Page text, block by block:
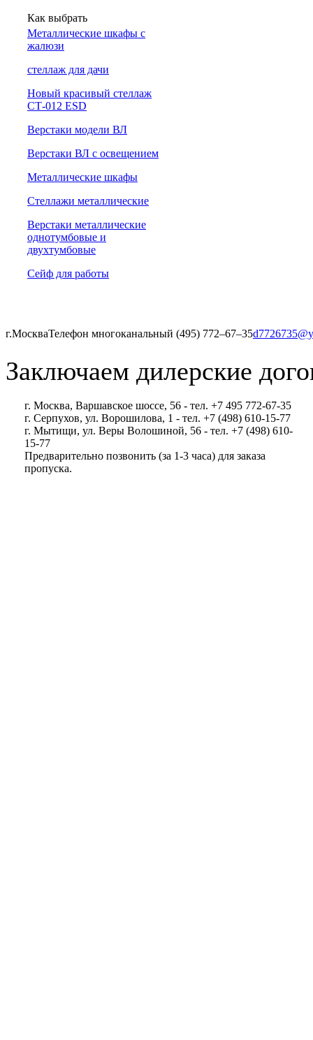
Как выбрать
Металлические шкафы с
жалюзи
cтеллаж для дачи
Новый красивый стеллаж
СТ-012 ESD
Верстаки модели ВЛ
Верстаки ВЛ с освещением
Металлические шкафы
Стеллажи металлические
Верстаки металлические
однотумбовые и
двухтумбовые
Сейф для работы
г.МоскваТелефон многоканальный (495) 772‒67‒35
Заключаем дилерские
г. Москва, Варшавское шоссе, 56 - тел. +7 495 772-67-35
г. Серпухов, ул. Ворошилова, 1 - тел. +7 (498) 610-15-77
г. Мытищи, ул. Веры Волошиной, 56 - тел. +7 (498) 610-
15-77
Предварительно позвонить (за 1-3 часа) для заказа
пропуска.